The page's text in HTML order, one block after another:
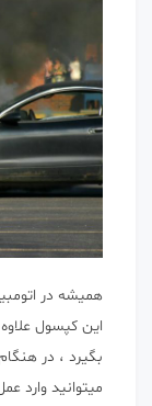
همیشه در
این کپسول
بگیرد ، در
میتوانید وارد